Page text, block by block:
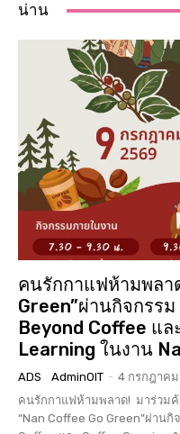
น่าน
คนรักกาแฟห้ามพลา
Green”ผ่านกิจกรร
Beyond Coffee แล
Learning ในงาน
ADS AdminOIT - 4 กรกฎาค
คนรักกาแฟห้ามพลาด! มาร่วมค้นหาเสน่ห์ของ “กาแฟน่าน”ภายในงาน
“Nan Coffee Go Green”ผ่าน